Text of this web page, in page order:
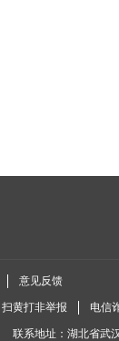
意见反馈
扫黄打非举报 电信
联系地址：湖北省武